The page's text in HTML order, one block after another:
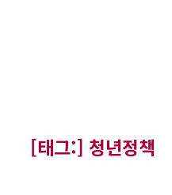
[태그:] 청년정책